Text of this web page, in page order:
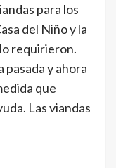
para los
del Niño y la
requirieron.
pasada y ahora
que
Las viandas